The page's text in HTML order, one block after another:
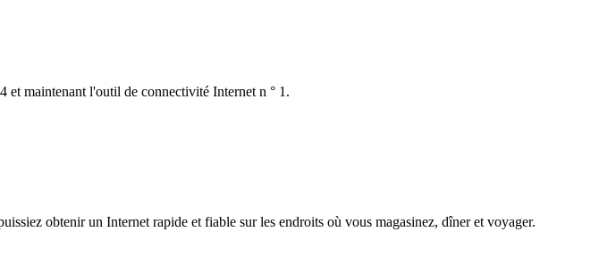
et maintenant l'outil de connectivité Internet n ° 1.
obtenir un Internet rapide et fiable sur les endroits où vous magasinez, dîner et voyager.